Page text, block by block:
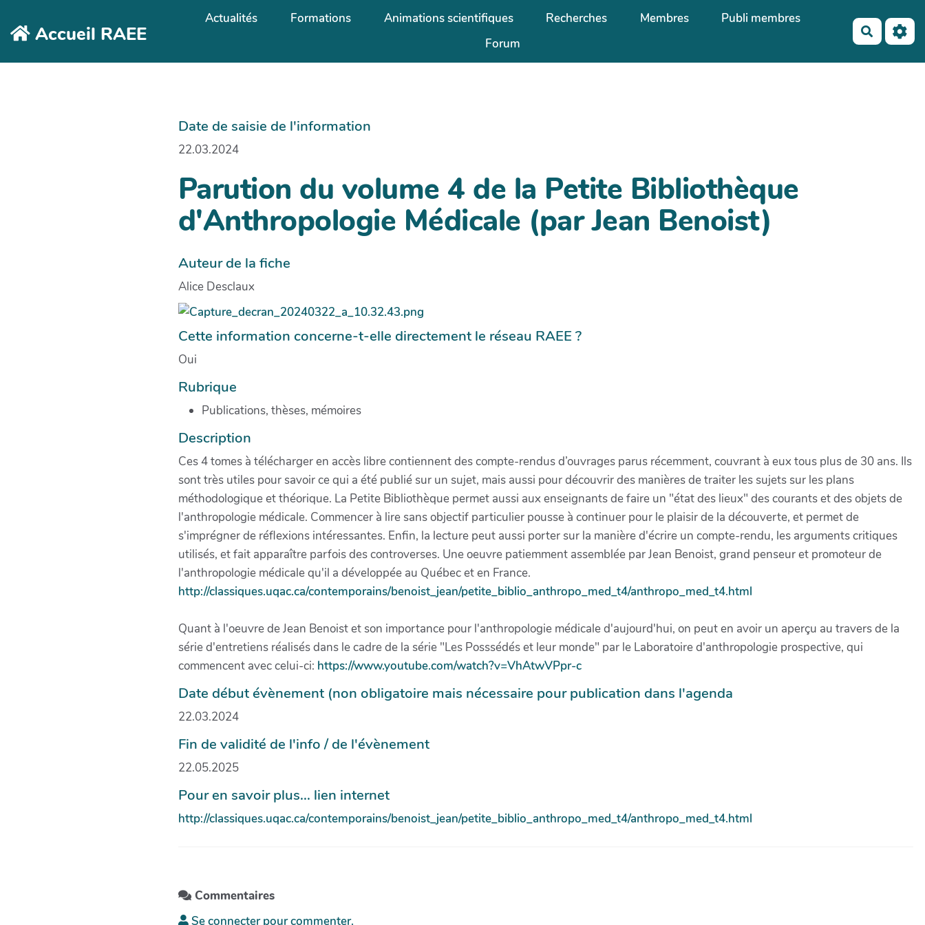
Accueil RAEE
Actualités Formations Animations scientifiques Recherches Membres
Publi membres
Forum
Date de saisie de l'information
22.03.2024
Parution du volume 4 de la Petite Bibliothèque
d'Anthropologie Médicale (par Jean Benoist)
Auteur de la fiche
Alice Desclaux
Cette information concerne-t-elle directement le réseau RAEE ?
Oui
Rubrique
Publications, thèses, mémoires
Description
Ces 4 tomes à télécharger en accès libre contiennent des compte-rendus d’ouvrages parus récemment, couvrant à eux tous plus de 30 ans. Ils
sont très utiles pour savoir ce qui a été publié sur un sujet, mais aussi pour découvrir des manières de traiter les sujets sur les plans
méthodologique et théorique. La Petite Bibliothèque permet aussi aux enseignants de faire un "état des lieux" des courants et des objets de
l'anthropologie médicale. Commencer à lire sans objectif particulier pousse à continuer pour le plaisir de la découverte, et permet de
s'imprégner de réflexions intéressantes. Enfin, la lecture peut aussi porter sur la manière d'écrire un compte-rendu, les arguments critiques
utilisés, et fait apparaître parfois des controverses. Une oeuvre patiemment assemblée par Jean Benoist, grand penseur et promoteur de
l'anthropologie médicale qu'il a développée au Québec et en France.
http://classiques.uqac.ca/contemporains/benoist_jean/petite_biblio_anthropo_med_t4/anthropo_med_t4.html
Quant à l'oeuvre de Jean Benoist et son importance pour l'anthropologie médicale d'aujourd'hui, on peut en avoir un aperçu au travers de la
série d'entretiens réalisés dans le cadre de la série "Les Posssédés et leur monde" par le Laboratoire d'anthropologie prospective, qui
commencent avec celui-ci: https://www.youtube.com/watch?v=VhAtwVPpr-c
Date début évènement (non obligatoire mais nécessaire pour publication dans l'agenda
22.03.2024
Fin de validité de l'info / de l'évènement
22.05.2025
Pour en savoir plus... lien internet
http://classiques.uqac.ca/contemporains/benoist_jean/petite_biblio_anthropo_med_t4/anthropo_med_t4.html
Commentaires
Se connecter pour commenter.